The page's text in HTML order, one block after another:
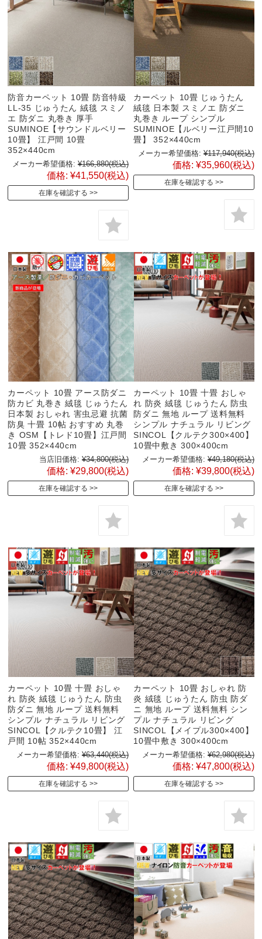
防音カーペット 10畳 防音特級
LL-35 じゅうたん 絨毯 スミノ
エ 防ダニ 丸巻き 厚手
SUMINOE【サウンドルベリー
10畳】 江戸間 10畳
352×440cm
メーカー希望価格: ¥166,880(税込)
価格: ¥41,550(税込)
在庫を確認する
カーペット 10畳 じゅうたん
絨毯 日本製 スミノエ 防ダニ
丸巻き ループ シンプル
SUMINOE【ルベリー江戸間10
畳】 352×440cm
メーカー希望価格: ¥117,940(税込)
価格: ¥35,960(税込)
在庫を確認する
カーペット 10畳 アース防ダニ
防カビ 丸巻き 絨毯 じゅうたん
日本製 おしゃれ 害虫忌避 抗菌
防臭 十畳 10帖 おすすめ 丸巻
き OSM【トレド10畳】江戸間
10畳 352×440cm
当店旧価格: ¥34,800(税込)
価格: ¥29,800(税込)
在庫を確認する
カーペット 10畳 十畳 おしゃ
れ 防炎 絨毯 じゅうたん 防虫
防ダニ 無地 ループ 送料無料
シンプル ナチュラル リビング
SINCOL【クルテク300×400】
10畳中敷き 300×400cm
メーカー希望価格: ¥49,180(税込)
価格: ¥39,800(税込)
在庫を確認する
カーペット 10畳 十畳 おしゃ
れ 防炎 絨毯 じゅうたん 防虫
防ダニ 無地 ループ 送料無料
シンプル ナチュラル リビング
SINCOL【クルテク10畳】 江
戸間 10帖 352×440cm
メーカー希望価格: ¥63,440(税込)
価格: ¥49,800(税込)
在庫を確認する
カーペット 10畳 おしゃれ 防
炎 絨毯 じゅうたん 防虫 防ダ
ニ 無地 ループ 送料無料 シン
プル ナチュラル リビング
SINCOL【メイプル300×400】
10畳中敷き 300×400cm
メーカー希望価格: ¥62,980(税込)
価格: ¥47,800(税込)
在庫を確認する